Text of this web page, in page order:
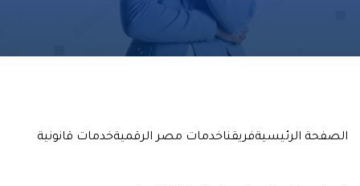
الصفحة الرئيسيةفريقناخدمات مصر الرقميةخدمات قانونية